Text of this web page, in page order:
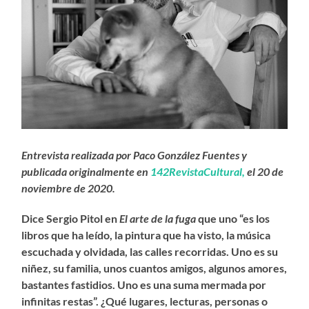
Entrevista realizada por Paco González Fuentes y
publicada originalmente en 142RevistaCultural, el 20 de
noviembre de 2020.
Dice Sergio Pitol enEl arte de la fugaque uno “es los
libros que ha leído, la pintura que ha visto, la música
escuchada y olvidada, las calles recorridas. Uno es su
niñez, su familia, unos cuantos amigos, algunos amores,
bastantes fastidios. Uno es una suma mermada por
infinitas restas”. ¿Qué lugares, lecturas, personas o